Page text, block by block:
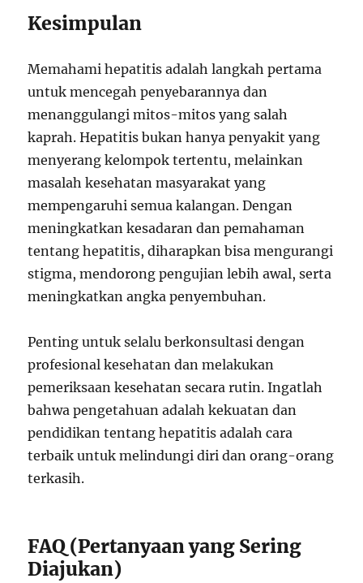
Kesimpulan
Memahami hepatitis adalah langkah pertama
untuk mencegah penyebarannya dan
menanggulangi mitos-mitos yang salah
kaprah. Hepatitis bukan hanya penyakit yang
menyerang kelompok tertentu, melainkan
masalah kesehatan masyarakat yang
mempengaruhi semua kalangan. Dengan
meningkatkan kesadaran dan pemahaman
tentang hepatitis, diharapkan bisa mengurangi
stigma, mendorong pengujian lebih awal, serta
meningkatkan angka penyembuhan.
Penting untuk selalu berkonsultasi dengan
profesional kesehatan dan melakukan
pemeriksaan kesehatan secara rutin. Ingatlah
bahwa pengetahuan adalah kekuatan dan
pendidikan tentang hepatitis adalah cara
terbaik untuk melindungi diri dan orang-orang
terkasih.
FAQ (Pertanyaan yang Sering
Diajukan)